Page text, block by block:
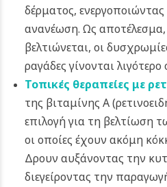
δέρματος,
ανανέωση. Ως
βελτιώνεται, οι
ραγάδες γίνονται λιγότερο
Τοπικές θεραπείες με
της βιταμίνης Α
επιλογή για τη βελτίωση
οι οποίες έχουν ακόμη
Δρουν αυξάνοντας την
διεγείροντας την